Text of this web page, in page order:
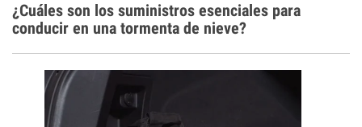
¿Cuáles son los suministros esenciales para
conducir en una tormenta de nieve?